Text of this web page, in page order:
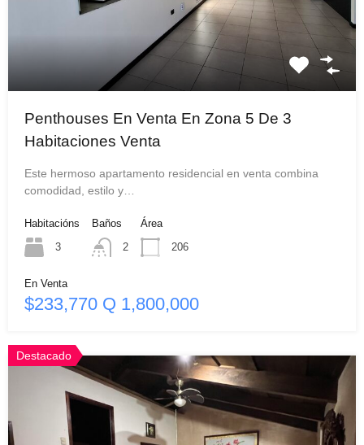
Penthouses En Venta En Zona 5 De 3
Habitaciones Venta
Este hermoso apartamento residencial en venta combina
comodidad, estilo y…
Habitacións
3
Baños
2
Área
206
En Venta
$233,770 Q 1,800,000
Destacado